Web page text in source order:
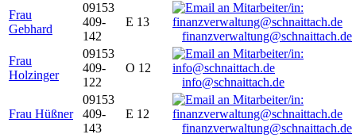
Frau
Gebhard
09153
409-
142
E 13
finanzverwaltung@schnaittach.de
Frau
Holzinger
09153
409-
122
O 12
info@schnaittach.de
Frau Hüßner
09153
409-
143
E 12
finanzverwaltung@schnaittach.de